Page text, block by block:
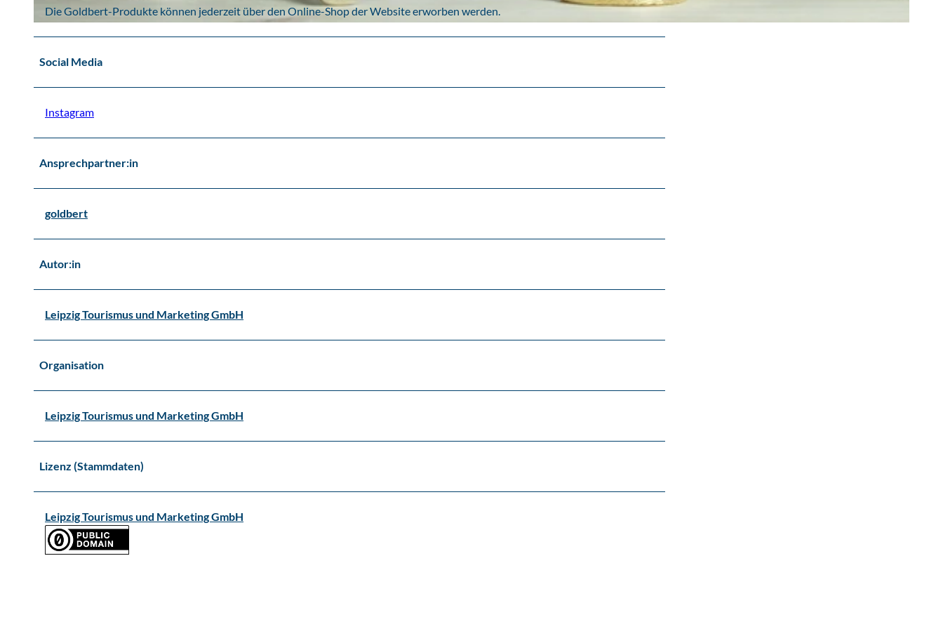
Die Goldbert-Produkte können jederzeit über den Online-Shop der Website erworben werden.
Social Media
Instagram
Ansprechpartner:in
goldbert
Autor:in
Leipzig Tourismus und Marketing GmbH
Organisation
Leipzig Tourismus und Marketing GmbH
Lizenz (Stammdaten)
Leipzig Tourismus und Marketing GmbH